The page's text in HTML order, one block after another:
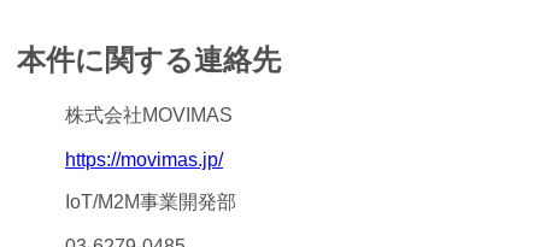
本件に関する連絡先
株式会社MOVIMAS
https://movimas.jp/
IoT/M2M事業開発部